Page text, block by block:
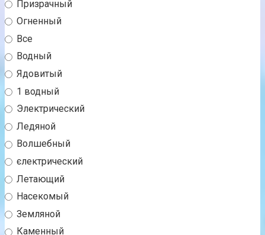
Призрачный
Огненный
Все
Водный
Ядовитый
1 водный
Электрический
Ледяной
Волшебный
єлектрический
Летающий
Насекомый
Земляной
Каменный